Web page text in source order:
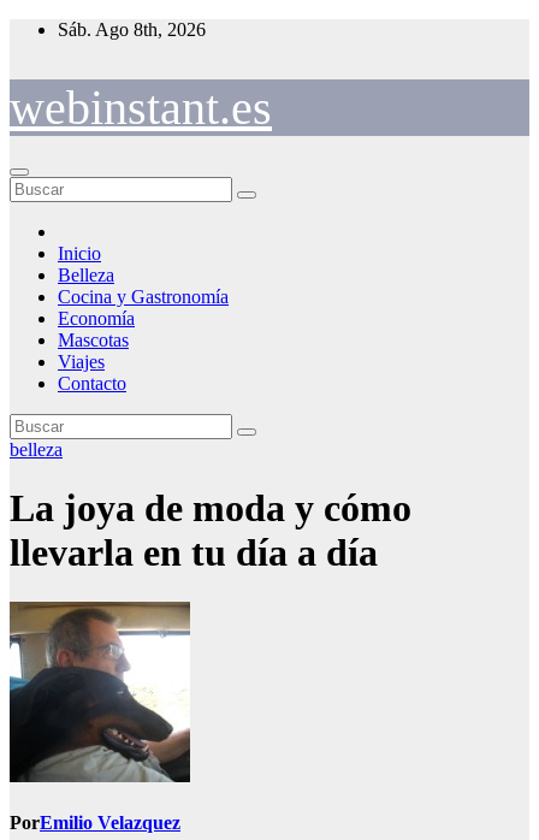
Saltar
Sáb. Ago 8th, 2026
webinstant.es
Inicio
Belleza
Cocina y Gastronomía
Economía
Mascotas
Viajes
Contacto
belleza
La joya de moda y cómo
llevarla en tu día a día
PorEmilio Velazquez